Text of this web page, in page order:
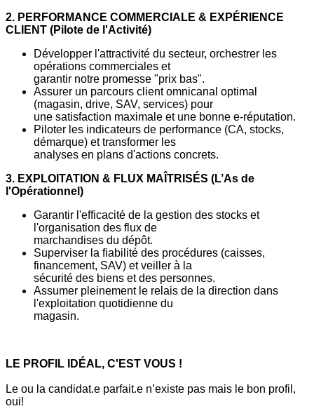
2. PERFORMANCE COMMERCIALE & EXPÉRIENCE
CLIENT (Pilote de l'Activité)
Développer l'attractivité du secteur, orchestrer les
opérations commerciales et
garantir notre promesse "prix bas".
Assurer un parcours client omnicanal optimal
(magasin, drive, SAV, services) pour
une satisfaction maximale et une bonne e-réputation.
Piloter les indicateurs de performance (CA, stocks,
démarque) et transformer les
analyses en plans d'actions concrets.
3. EXPLOITATION & FLUX MAÎTRISÉS (L’As de
l'Opérationnel)
Garantir l'efficacité de la gestion des stocks et
l'organisation des flux de
marchandises du dépôt.
Superviser la fiabilité des procédures (caisses,
financement, SAV) et veiller à la
sécurité des biens et des personnes.
Assumer pleinement le relais de la direction dans
l'exploitation quotidienne du
magasin.
LE PROFIL IDÉAL, C'EST VOUS !
Le ou la candidat.e parfait.e n’existe pas mais le bon profil,
oui!